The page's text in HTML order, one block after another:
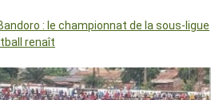
: le championnat de la sous-ligue
renaît